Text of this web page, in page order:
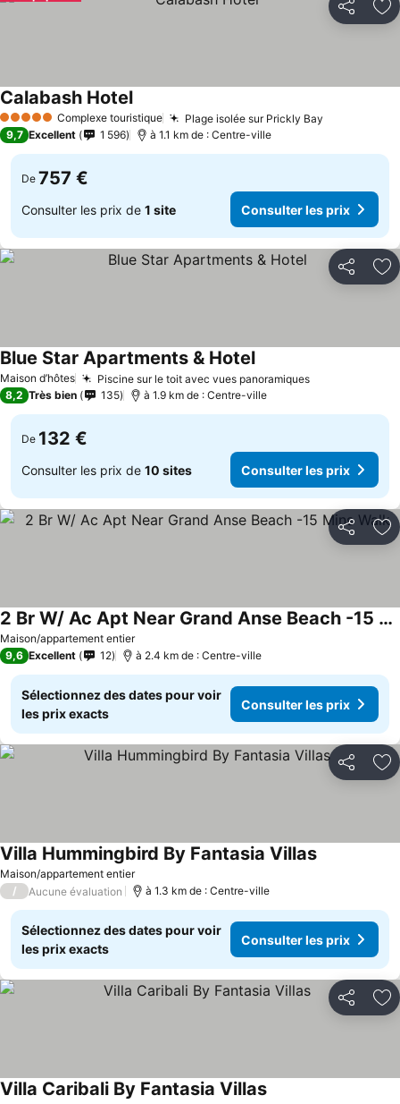
Partager
5 Étoiles Complexe touristique Plage isolée sur Prickly Bay
Calabash Hotel
9,7 Excellent 1 596 à 1.1 km de : Centre-ville
De 757 €
Consulter les prix de 1 site Consulter les prix
Partager
Maison d’hôtes Piscine sur le toit avec vues panoramiques
Blue Star Apartments & Hotel
8,2 Très bien 135 à 1.9 km de : Centre-ville
De 132 €
Consulter les prix de 10 sites Consulter les prix
Partager
Maison/appartement entier
2 Br W/ Ac Apt Near Grand Anse Beach -15 Mins Walk
9,6 Excellent 12 à 2.4 km de : Centre-ville
Sélectionnez des dates pour voir
les prix exacts
Consulter les prix
Partager
Maison/appartement entier
Villa Hummingbird By Fantasia Villas
/ Aucune évaluation à 1.3 km de : Centre-ville
Sélectionnez des dates pour voir
les prix exacts
Consulter les prix
Partager
Villa Caribali By Fantasia Villas